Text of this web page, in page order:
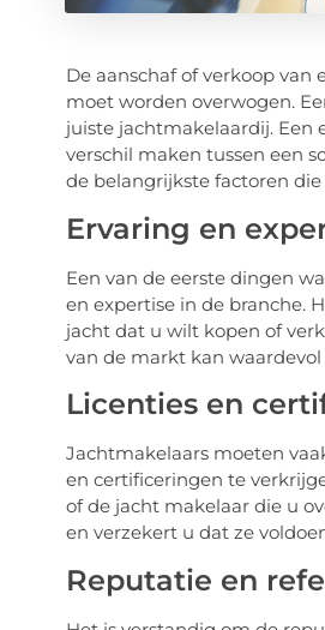
De aanschaf of verkoop
moet worden overwogen.
juiste jachtmakelaardij. Een
verschil maken tussen een
de belangrijkste factoren
Ervaring en
Een van de eerste dingen
en expertise in de branche.
jacht dat u wilt kopen of
van de markt kan
Licenties en
Jachtmakelaars moeten
en certificeringen te
of de jacht makelaar die u
en verzekert u dat ze
Reputatie en